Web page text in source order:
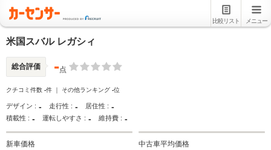
比較リスト メニュー
米国スバル レガシィ
総合評価 -点
クチコミ件数 -件 ｜ その他ランキング -位
デザイン : - 走行性 : - 居住性 : -
積載性 : - 運転しやすさ : - 維持費 : -
新車価格 中古車平均価格